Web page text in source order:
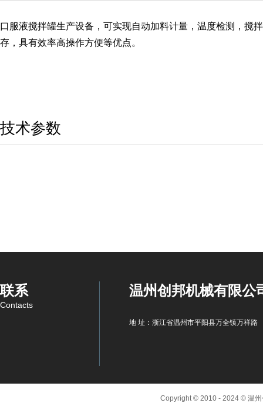
口服液搅拌罐生产设备，可实现自动加料计量，温度检测，搅
存，具有效率高操作方便等优点。
技术参数
联系
Contacts
温州创邦机械有限公
地 址：浙江省温州市平阳县万全镇万祥路
Copyright © 2010 - 2024 © 温